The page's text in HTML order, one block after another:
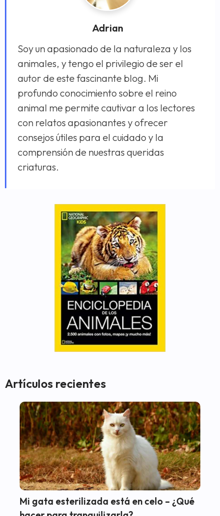
Adrian
Soy un apasionado de la naturaleza y los
animales, y tengo el privilegio de ser el
autor de este fascinante blog. Mi
profundo conocimiento sobre el reino
animal me permite cautivar a los lectores
con relatos apasionantes y ofrecer
consejos útiles para el cuidado y la
comprensión de nuestras queridas
criaturas.
Artículos recientes
Mi gata esterilizada está en celo – ¿Qué